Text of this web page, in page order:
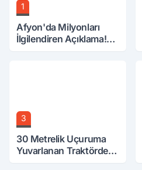
1
Afyon'da Milyonları
İlgilendiren Açıklama!
3
30 Metrelik Uçuruma
Yuvarlanan Traktörden